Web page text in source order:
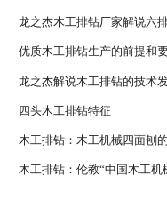
龙之杰木工排钻厂家解说六
优质木工排钻生产的前提和
龙之杰解说木工排钻的技术
四头木工排钻特征
木工排钻：木工机械四面刨
木工排钻：伦教“中国木工